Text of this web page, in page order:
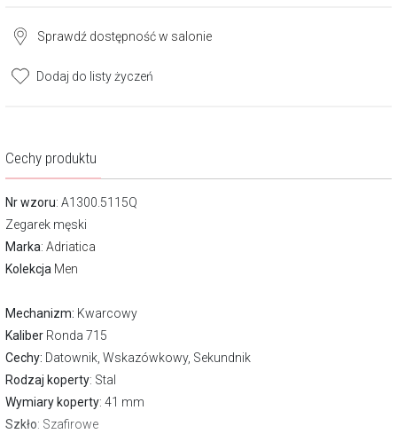
Cechy produktu
Nr wzoru: A1300.5115Q
Zegarek męski
Marka: Adriatica
Kolekcja Men
Mechanizm: Kwarcowy
Kaliber Ronda 715
Cechy: Datownik, Wskazówkowy, Sekundnik
Rodzaj koperty: Stal
Wymiary koperty: 41 mm
Szkło: Szafirowe
Sprawdź dostępność w salonie
Dodaj do listy życzeń